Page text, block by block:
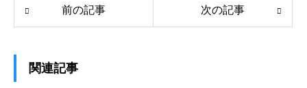
前の記事 次の記事
関連記事